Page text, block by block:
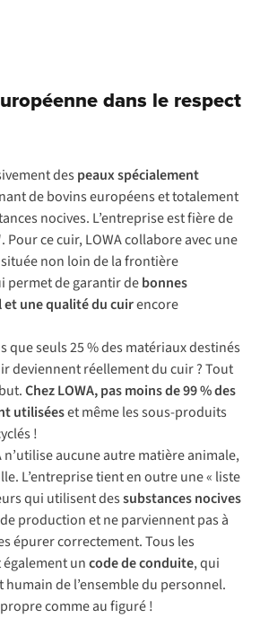
dans le respect
des peaux spécialement
de bovins européens et totalement
nocives. L’entreprise est fière de
. Pour ce cuir, LOWA collabore avec une
non loin de la frontière
permet de garantir debonnes
une qualité du cuirencore
que seuls 25 % des matériaux destinés
deviennent réellement du cuir ? Tout
Chez LOWA, pas moins de99 % des
utiliséeset même les sous-produits
!
n’utilise aucune autre matière animale,
L’entreprise tient en outre une « liste
qui utilisent dessubstances nocives
production et ne parviennent pas à
épurer correctement. Tous les
uncode de conduite, qui
de l’ensemble du personnel.
comme au figuré !